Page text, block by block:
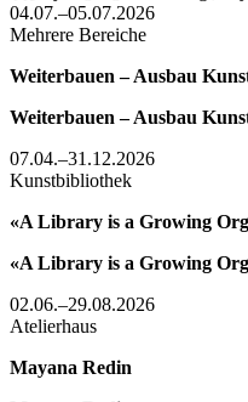
04.07.–05.07.2026
Mehrere Bereiche
Weiterbauen – Ausbau
Weiterbauen – Ausbau
07.04.–31.12.2026
Kunstbibliothek
«A Library is a Growing
«A Library is a Growing
02.06.–29.08.2026
Atelierhaus
Mayana Redin